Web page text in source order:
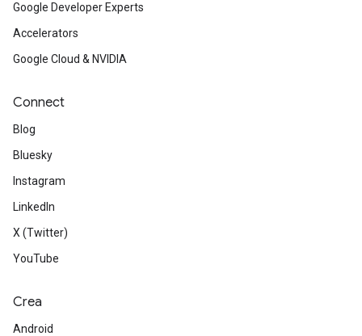
Google Developer Experts
Accelerators
Google Cloud & NVIDIA
Connect
Blog
Bluesky
Instagram
LinkedIn
X (Twitter)
YouTube
Crea
Android